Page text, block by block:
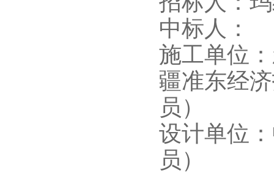
中标人：
施工单位
疆准东经
员）
设计单位
员）